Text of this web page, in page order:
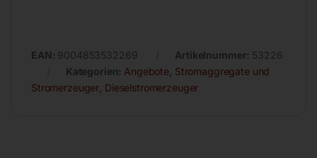
EAN: 9004853532269 Artikelnummer: 53226
Kategorien: Angebote Stromaggregate und
Stromerzeuger Dieselstromerzeuger